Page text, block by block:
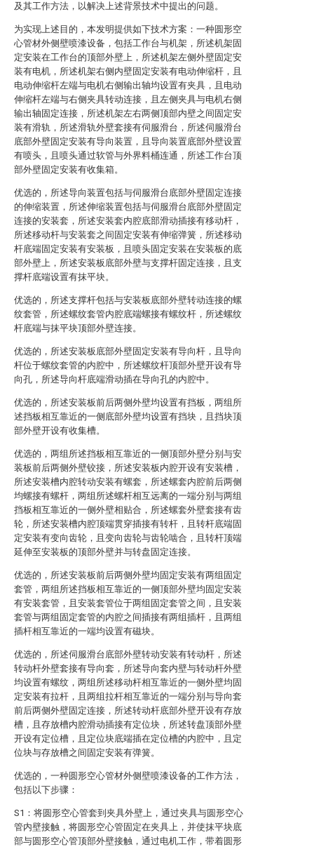
及其工作方法，以解决上述背景技术中提出的问题。
为实现上述目的，本发明提供如下技术方案：一种圆形空
心管材外侧壁喷漆设备，包括工作台与机架，所述机架固
定安装在工作台的顶部外壁上，所述机架左侧外壁固定安
装有电机，所述机架右侧内壁固定安装有电动伸缩杆，且
电动伸缩杆左端与电机右侧输出轴均设置有夹具，且电动
伸缩杆左端与右侧夹具转动连接，且左侧夹具与电机右侧
输出轴固定连接，所述机架左右两侧顶部内壁之间固定安
装有滑轨，所述滑轨外壁套接有伺服滑台，所述伺服滑台
底部外壁固定安装有导向装置，且导向装置底部外壁设置
有喷头，且喷头通过软管与外界料桶连通，所述工作台顶
部外壁固定安装有收集箱。
优选的，所述导向装置包括与伺服滑台底部外壁固定连接
的伸缩装置，所述伸缩装置包括与伺服滑台底部外壁固定
连接的安装套，所述安装套内腔底部滑动插接有移动杆，
所述移动杆与安装套之间固定安装有伸缩弹簧，所述移动
杆底端固定安装有安装板，且喷头固定安装在安装板的底
部外壁上，所述安装板底部外壁与支撑杆固定连接，且支
撑杆底端设置有抹平块。
优选的，所述支撑杆包括与安装板底部外壁转动连接的螺
纹套管，所述螺纹套管内腔底端螺接有螺纹杆，所述螺纹
杆底端与抹平块顶部外壁连接。
优选的，所述安装板底部外壁固定安装有导向杆，且导向
杆位于螺纹套管的内腔中，所述螺纹杆顶部外壁开设有导
向孔，所述导向杆底端滑动插在导向孔的内腔中。
优选的，所述安装板前后两侧外壁均设置有挡板，两组所
述挡板相互靠近的一侧底部外壁均设置有挡块，且挡块顶
部外壁开设有收集槽。
优选的，两组所述挡板相互靠近的一侧顶部外壁分别与安
装板前后两侧外壁铰接，所述安装板内腔开设有安装槽，
所述安装槽内腔转动安装有螺套，所述螺套内腔前后两侧
均螺接有螺杆，两组所述螺杆相互远离的一端分别与两组
挡板相互靠近的一侧外壁相贴合，所述螺套外壁套接有齿
轮，所述安装槽内腔顶端贯穿插接有转杆，且转杆底端固
定安装有变向齿轮，且变向齿轮与齿轮啮合，且转杆顶端
延伸至安装板的顶部外壁并与转盘固定连接。
优选的，所述安装板前后两侧外壁均固定安装有两组固定
套管，两组所述挡板相互靠近的一侧顶部外壁均固定安装
有安装套管，且安装套管位于两组固定套管之间，且安装
套管与两组固定套管的内腔之间插接有两组插杆，且两组
插杆相互靠近的一端均设置有磁块。
优选的，所述伺服滑台底部外壁转动安装有转动杆，所述
转动杆外壁套接有导向套，所述导向套内壁与转动杆外壁
均设置有螺纹，两组所述移动杆相互靠近的一侧外壁均固
定安装有拉杆，且两组拉杆相互靠近的一端分别与导向套
前后两侧外壁固定连接，所述转动杆底部外壁开设有存放
槽，且存放槽内腔滑动插接有定位块，所述转盘顶部外壁
开设有定位槽，且定位块底端插在定位槽的内腔中，且定
位块与存放槽之间固定安装有弹簧。
优选的，一种圆形空心管材外侧壁喷漆设备的工作方法，
包括以下步骤：
S1：将圆形空心管套到夹具外壁上，通过夹具与圆形空心
管内壁接触，将圆形空心管固定在夹具上，并使抹平块底
部与圆形空心管顶部外壁接触，通过电机工作，带着圆形